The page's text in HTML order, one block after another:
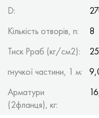
D:
Кількість отворів, n:
8
Тиск Рраб (кг/см2):
25
гнучкої частини, 1 м:
Арматури
(2фланця), кг: